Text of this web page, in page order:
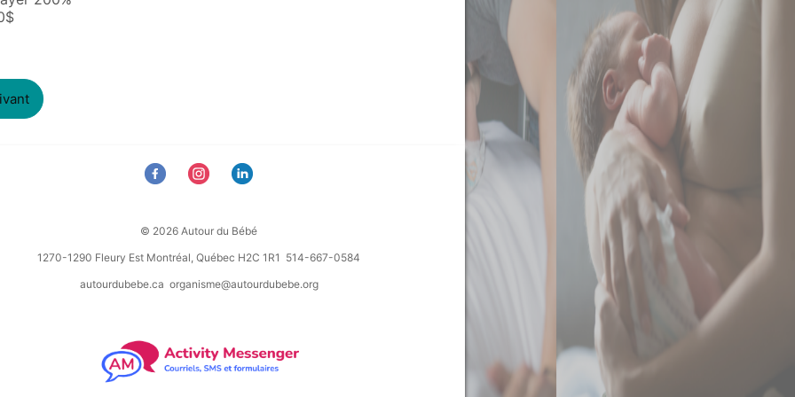
© 2026 Autour du Bébé
1270-1290 Fleury Est Montréal, Québec H2C 1R1 514-667-0584
autourdubebe.ca organisme@autourdubebe.org